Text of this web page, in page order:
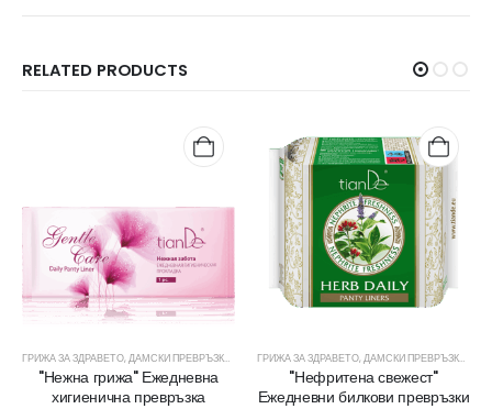
RELATED PRODUCTS
,ЧАЙОВЕ И ДОБАВКИ
ГРИЖА ЗА ЗДРАВЕТО,ДАМСКИ ПРЕВРЪЗКИ ЕДИНИЧНИ ПРЕВРЪЗКИ,ЖЕНСКО ЗДРАВЕ,ХИГИЕНА
"Нежна грижа" Ежедневна
хигиенична превръзка
ГРИЖА ЗА ЗДРАВЕТО,ДАМСКИ ПРЕВРЪЗКИ
"Нефритена свежест"
Ежедневни билкови превръзки